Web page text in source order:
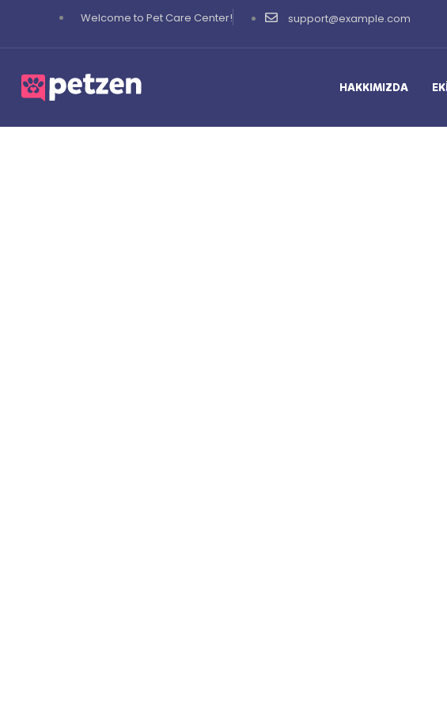
Welcome to Pet Care Center! support@example.com
HAKKIMIZDA